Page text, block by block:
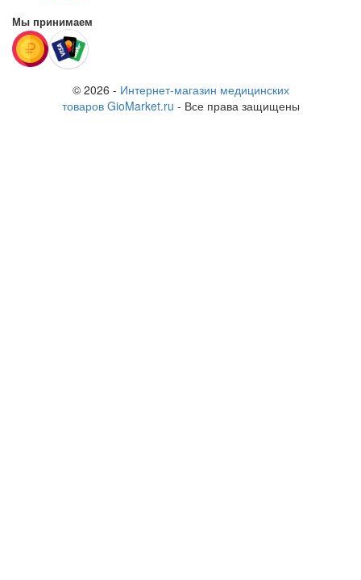
Мы принимаем
© 2026 - Интернет-магазин медицинских
товаров GioMarket.ru - Все права защищены